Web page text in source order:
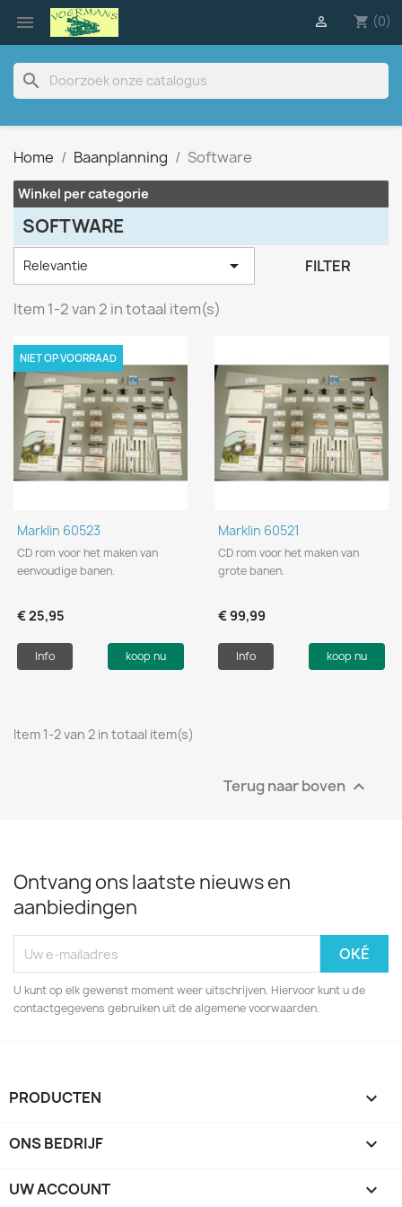
 shopping_cart (0)

search
Home Baanplanning Software
Winkel per categorie
SOFTWARE
Relevantie  FILTER
Item 1-2 van 2 in totaal item(s)
Marklin 60523
CD rom voor het maken van
eenvoudige banen.
€ 25,95
Info koop nu
NIET OP VOORRAAD
Marklin 60521
CD rom voor het maken van
grote banen.
€ 99,99
Info koop nu
Item 1-2 van 2 in totaal item(s)
Terug naar boven 
Ontvang ons laatste nieuws en
aanbiedingen
U kunt op elk gewenst moment weer uitschrijven. Hiervoor kunt u de
contactgegevens gebruiken uit de algemene voorwaarden.
PRODUCTEN 
ONS BEDRIJF 
UW ACCOUNT 